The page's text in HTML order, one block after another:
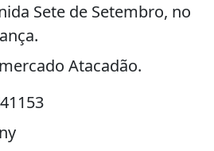
Sete de Setembro, no
Atacadão.